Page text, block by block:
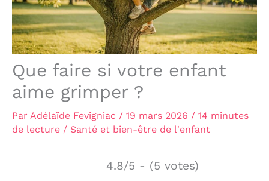
Que faire si votre enfant
aime grimper ?
Par Adélaïde Fevigniac / 19 mars 2026 / 14 minutes
de lecture / Santé et bien-être de l'enfant
4.8/5 - (5 votes)